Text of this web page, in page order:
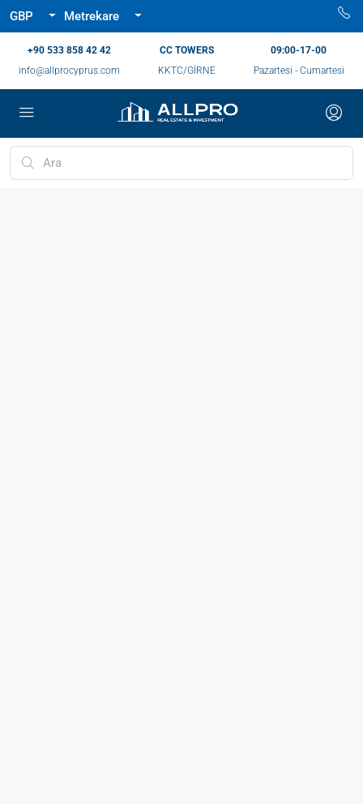
GBP Metrekare
‪+90 533 858 42 42‬
info@allprocyprus.com
CC TOWERS
KKTC/GİRNE
09:00-17-00
Pazartesi - Cumartesi